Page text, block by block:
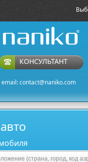
КОНСУЛЬТАНТ
email:contact@naniko.com